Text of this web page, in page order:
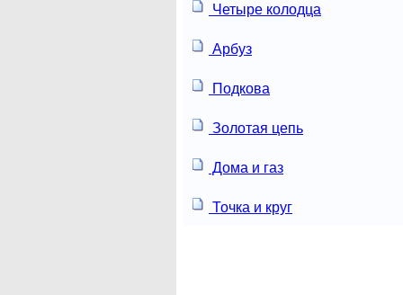
Четыре колодца
Арбуз
Подкова
Золотая цепь
Дома и газ
Точка и круг